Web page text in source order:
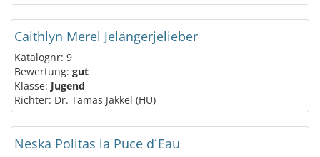
Caithlyn Merel Jelängerjelieber
Katalognr: 9
Bewertung: gut
Klasse: Jugend
Richter: Dr. Tamas Jakkel (HU)
Neska Politas la Puce d´Eau